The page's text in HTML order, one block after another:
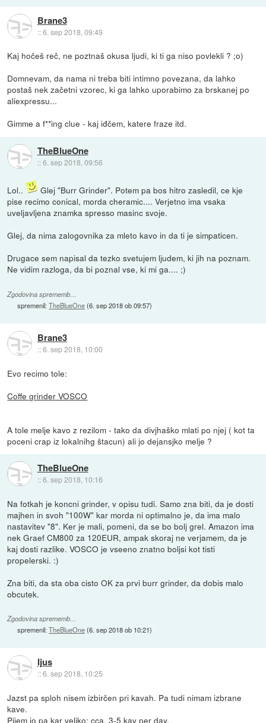
Brane3
::6. sep 2018, 09:49
Kaj hočeš reč, ne poztnaš okusa ljudi, ki ti ga niso povlekli ? ;o)
Domnevam, da nama ni treba biti intimno povezana, da lahko
postaš nek začetni vzorec, ki ga lahko uporabimo za brskanej po
aliexpressu...
Gimme a f**ing clue - kaj iđčem, katere fraze itd.
TheBlueOne
::6. sep 2018, 09:56
Lol..
Glej "Burr Grinder". Potem pa bos hitro zasledil, ce kje
pise recimo conical, morda cheramic.... Verjetno ima vsaka
uveljavljena znamka spresso masinc svoje.
Glej, da nima zalogovnika za mleto kavo in da ti je simpaticen.
Drugace sem napisal da tezko svetujem ljudem, ki jih na poznam.
Ne vidim razloga, da bi poznal vse, ki mi ga.... ;)
Zgodovina sprememb…
spremenil:TheBlueOne(6. sep 2018 ob 09:57)
Brane3
::6. sep 2018, 10:00
Evo recimo tole:
Coffe grinder VOSCO
A tole melje kavo z rezilom - tako da divjhaško mlati po njej ( kot ta
poceni crap iz lokalnihg štacun) ali jo dejansjko melje ?
TheBlueOne
::6. sep 2018, 10:16
Na fotkah je koncni grinder, v opisu tudi. Samo zna biti, da je dosti
majhen in svoh "100W" kar morda ni optimalno je, da ima malo
nastavitev "8". Ker je mali, pomeni, da se bo bolj grel. Amazon ima
nek Graef CM800 za 120EUR, ampak skoraj ne verjamem, da je
kaj dosti razlike. VOSCO je vseeno znatno boljsi kot tisti
propelerski. :)
Zna biti, da sta oba cisto OK za prvi burr grinder, da dobis malo
obcutek.
Zgodovina sprememb…
spremenil:TheBlueOne(6. sep 2018 ob 10:21)
Ijus
::6. sep 2018, 10:25
Jazst pa sploh nisem izbirčen pri kavah. Pa tudi nimam izbrane
kave.
Pijem jo pa kar veliko: cca. 3-5 kav per day.